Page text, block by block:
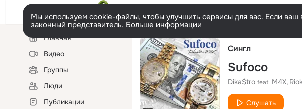
Мы используем cookie-файлы, чтобы улучшить сервисы для вас. Если
законный представитель. Больше информации
Левая
колонкаГлавная
Видео
Группы
Люди
Публикации
Сингл
Sufoco
Dika$tro feat. M4X
Слушать